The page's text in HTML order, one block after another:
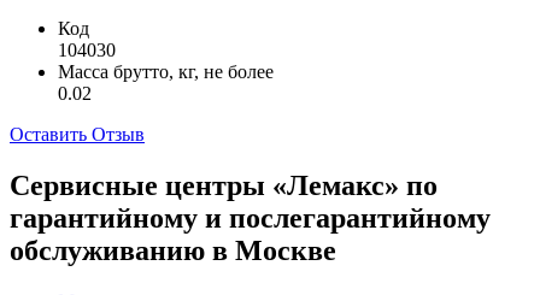
Код
104030
Масса брутто, кг, не более
0.02
Оставить Отзыв
Сервисные центры «Лемакс» по
гарантийному и послегарантийному
обслуживанию в Москве